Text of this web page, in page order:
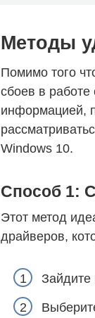
Методы
Помимо того
сбоев в
информацией,
Windows 10.
Способ 1:
Этот метод
драйверов,